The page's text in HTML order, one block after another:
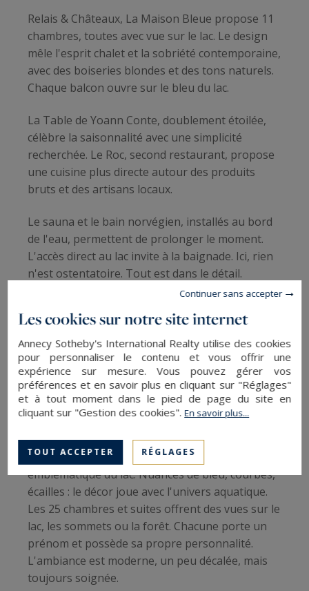
Relais & Châteaux, La Maison Bleue propose 11
chambres, toutes avec vue sur le lac. Le design
mêle l'esprit chalet et la sobriété contemporaine,
avec des boiseries blondes et des tons naturels.
Chaque balcon ouvre sur le bleu du lac.
La Table de Yoann Conte, doublement étoilée,
célèbre la saisonnalité avec une simplicité
recherchée. Le Roc, second restaurant, propose
une cuisine plus directe autour des produits
bruts et des artisans locaux.
Le sauna et le bain norvégien, installés au bord
de l'eau, permettent de prolonger le moment.
L'accès direct au lac invite à la baignade. Ici, rien
n'est ostentatoire. Tout est dans le détail.
Lac
yoann-conte.com
Black Bass Hôtel ***** – Sévrier
Transformé en 2019, le Black Bass Hotel a choisi
un parti pris contemporain inspiré du poisson
emblématique du lac. Nuances de bleu, courbes,
écailles : le décor joue avec l'univers aquatique.
Les 25 chambres et suites offrent des vues sur le
lac, les sommets ou la forêt. Chacune porte un
prénom et possède sa propre personnalité.
L'ambiance est moderne, un peu décalée, mais
toujours soignée.
Les cookies sur notre site internet
Annecy Sotheby's International Realty utilise des cookies
pour personnaliser le contenu et vous offrir une
expérience sur mesure. Vous pouvez gérer vos
préférences et en savoir plus en cliquant sur "Réglages"
et à tout moment dans le pied de page du site en
cliquant sur "Gestion des cookies".En savoir plus...
TOUT ACCEPTER RÉGLAGES
Continuer sans accepter